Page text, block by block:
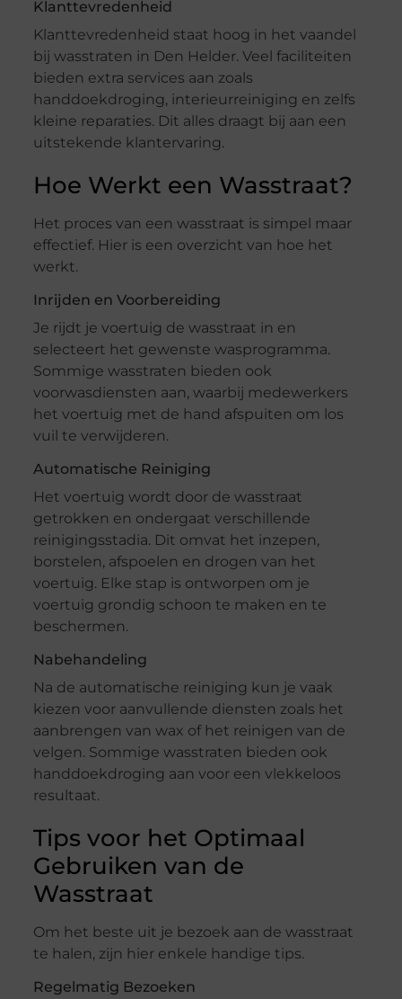
Klanttevredenheid
Klanttevredenheid staat hoog in het vaandel
bij wasstraten in Den Helder. Veel faciliteiten
bieden extra services aan zoals
handdoekdroging, interieurreiniging en zelfs
kleine reparaties. Dit alles draagt bij aan een
uitstekende klantervaring.
Hoe Werkt een Wasstraat?
Het proces van een wasstraat is simpel maar
effectief. Hier is een overzicht van hoe het
werkt.
Inrijden en Voorbereiding
Je rijdt je voertuig de wasstraat in en
selecteert het gewenste wasprogramma.
Sommige wasstraten bieden ook
voorwasdiensten aan, waarbij medewerkers
het voertuig met de hand afspuiten om los
vuil te verwijderen.
Automatische Reiniging
Het voertuig wordt door de wasstraat
getrokken en ondergaat verschillende
reinigingsstadia. Dit omvat het inzepen,
borstelen, afspoelen en drogen van het
voertuig. Elke stap is ontworpen om je
voertuig grondig schoon te maken en te
beschermen.
Nabehandeling
Na de automatische reiniging kun je vaak
kiezen voor aanvullende diensten zoals het
aanbrengen van wax of het reinigen van de
velgen. Sommige wasstraten bieden ook
handdoekdroging aan voor een vlekkeloos
resultaat.
Tips voor het Optimaal
Gebruiken van de
Wasstraat
Om het beste uit je bezoek aan de wasstraat
te halen, zijn hier enkele handige tips.
Regelmatig Bezoeken